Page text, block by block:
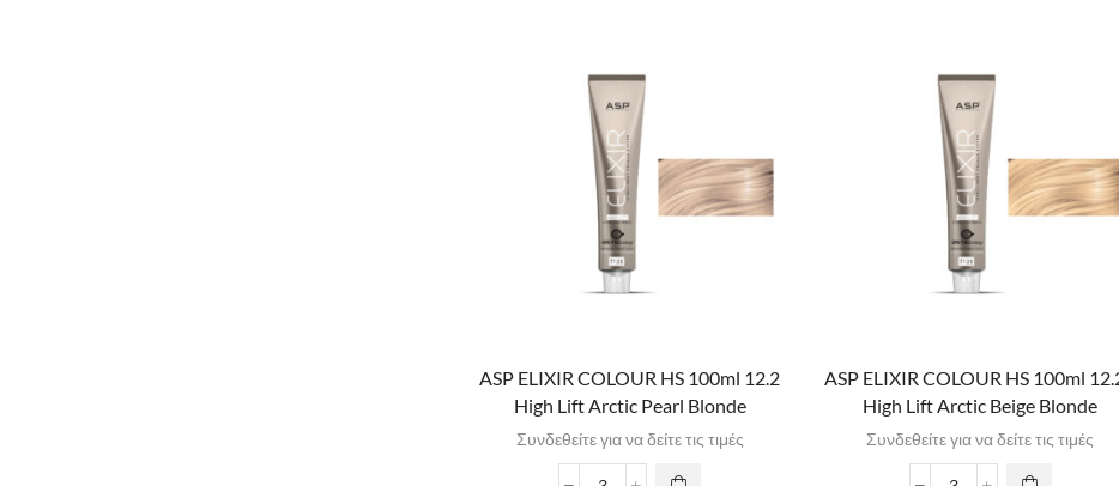
ASP ELIXIR COLOUR HS 100ml 12.2
High Lift Arctic Pearl Blonde
Συνδεθείτε για να δείτε τις τιμές
ASP ELIXIR COLOUR HS 100ml
High Lift Arctic Beige Blonde
Συνδεθείτε για να δείτε τις τιμές